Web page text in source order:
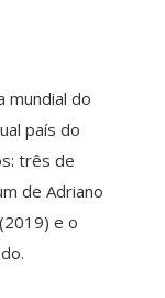
mundial do
país do
três de
de Adriano
e o